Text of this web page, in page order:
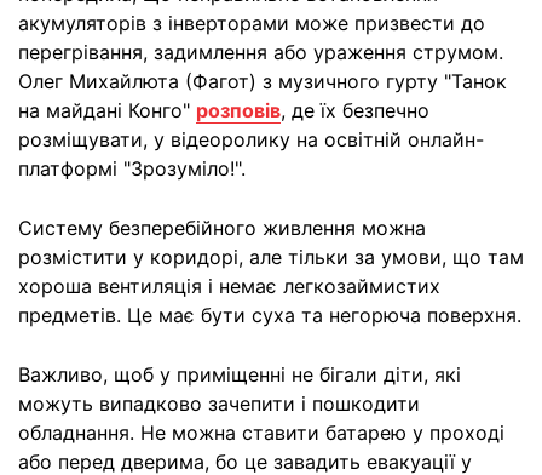
акумуляторів з інверторами може призвести до
перегрівання, задимлення або ураження струмом.
Олег Михайлюта (Фагот) з музичного гурту "Танок
на майдані Конго" розповів, де їх безпечно
розміщувати, у відеоролику на освітній онлайн-
платформі "Зрозуміло!".
Систему безперебійного живлення можна
розмістити у коридорі, але тільки за умови, що там
хороша вентиляція і немає легкозаймистих
предметів. Це має бути суха та негорюча поверхня.
Важливо, щоб у приміщенні не бігали діти, які
можуть випадково зачепити і пошкодити
обладнання. Не можна ставити батарею у проході
або перед дверима, бо це завадить евакуації у